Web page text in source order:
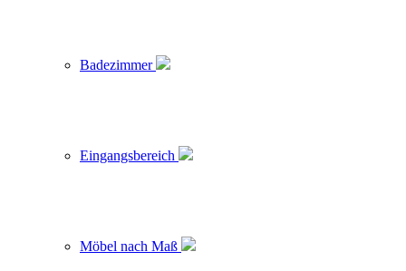
Badezimmer
Eingangsbereich
Möbel nach Maß